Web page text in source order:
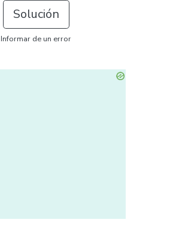
Solución
Informar de un error